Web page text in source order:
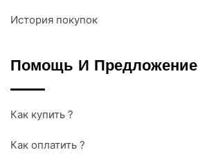
История покупок
Помощь И Предложение
Как купить ?
Как оплатить ?